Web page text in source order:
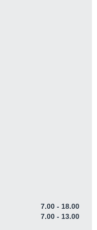
7.00 - 18.00
7.00 - 13.00